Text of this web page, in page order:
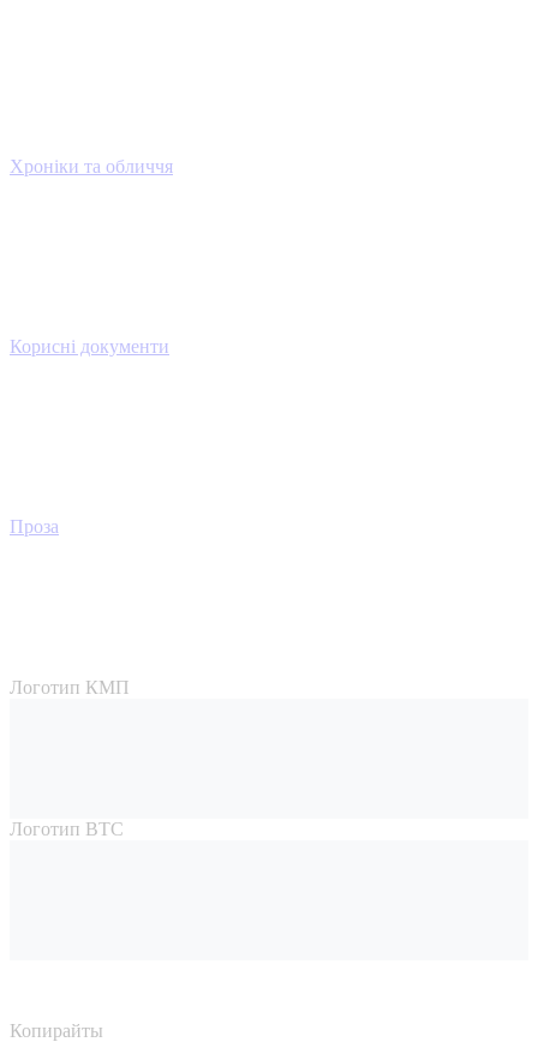
Хроніки та обличчя
Корисні документи
Проза
Логотип КМП
Логотип ВТС
Копирайты